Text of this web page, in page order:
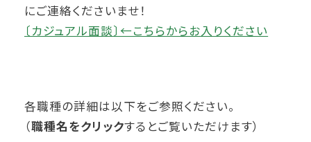
にご連絡くださいませ！
〔カジュアル面談〕←こちらからお入りください
各職種の詳細は以下をご参照ください。
（職種名をクリックするとご覧いただけます）